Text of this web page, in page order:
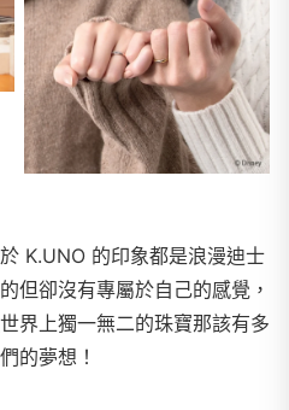
K.UNO 的印象都是浪漫迪士
但卻沒有專屬於自己的感覺，
界上獨一無二的珠寶那該有多
的夢想！